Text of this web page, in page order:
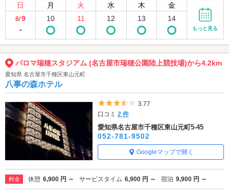
日 月 火 水 木 金
8/9
-
10 11 12 13 14
もっと見る
パロマ瑞穂スタジアム (名古屋市瑞穂公園陸上競技場)から4.2km
愛知県 名古屋市千種区東山元町
八事の森ホテル
5つ星のうち3.5
3.77
口コミ2 件
愛知県名古屋市千種区東山元町5-45
052-781-9502
Googleマップで開く
料金 休憩 6,900 円 ～ サービスタイム 6,900 円 ～ 宿泊 9,900 円 ～